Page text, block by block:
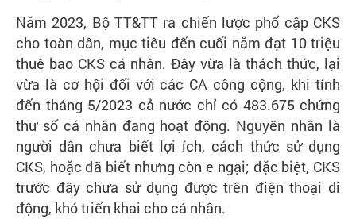
Năm 2023, Bộ TT&TT ra chiến lược phổ cập CKS
cho toàn dân, mục tiêu đến cuối năm đạt 10 triệu
thuê bao CKS cá nhân. Đây vừa là thách thức, lại
vừa là cơ hội đối với các CA công cộng, khi tính
đến tháng 5/2023 cả nước chỉ có 483.675 chứng
thư số cá nhân đang hoạt động. Nguyên nhân là
người dân chưa biết lợi ích, cách thức sử dụng
CKS, hoặc đã biết nhưng còn e ngại; đặc biệt, CKS
trước đây chưa sử dụng được trên điện thoại di
động, khó triển khai cho cá nhân.